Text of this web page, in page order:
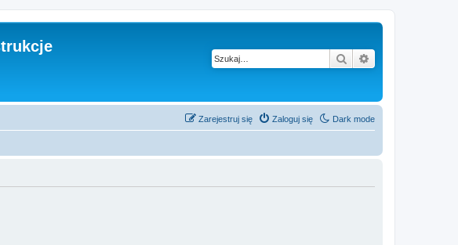
Szukaj
Dark mode
Zaloguj się
Zarejestruj się